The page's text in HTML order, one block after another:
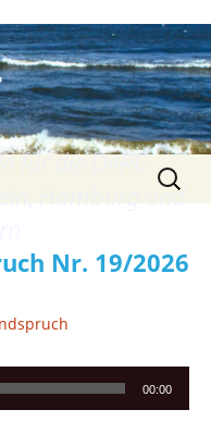
für die DARC-
Hamburg und
Suchen
nach:
Nr. 19/2026
00:00